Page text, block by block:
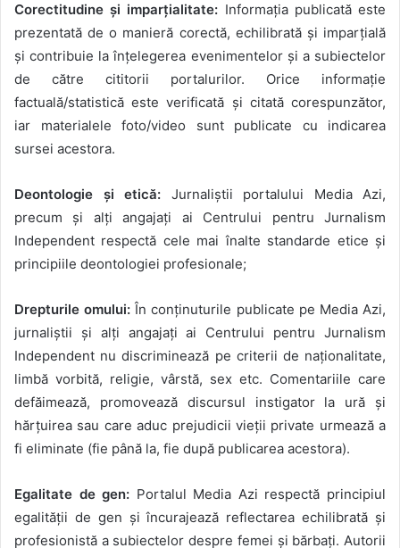
Corectitudine și imparțialitate: Informația publicată este
prezentată de o manieră corectă, echilibrată şi imparţială
și contribuie la înțelegerea evenimentelor și a subiectelor
de către cititorii portalurilor. Orice informație
factuală/statistică este verificată și citată corespunzător,
iar materialele foto/video sunt publicate cu indicarea
sursei acestora.
Deontologie și etică: Jurnaliștii portalului Media Azi,
precum și alți angajați ai Centrului pentru Jurnalism
Independent respectă cele mai înalte standarde etice și
principiile deontologiei profesionale;
Drepturile omului:În conținuturile publicate pe Media Azi,
jurnaliștii și alți angajați ai Centrului pentru Jurnalism
Independent nu discriminează pe criterii de naționalitate,
limbă vorbită, religie, vârstă, sex etc. Comentariile care
defăimează, promovează discursul instigator la ură și
hărțuirea sau care aduc prejudicii vieții private urmează a
fi eliminate (fie până la, fie după publicarea acestora).
Egalitate de gen: Portalul Media Azi respectă principiul
egalității de gen și încurajează reflectarea echilibrată și
profesionistă a subiectelor despre femei și bărbați. Autorii